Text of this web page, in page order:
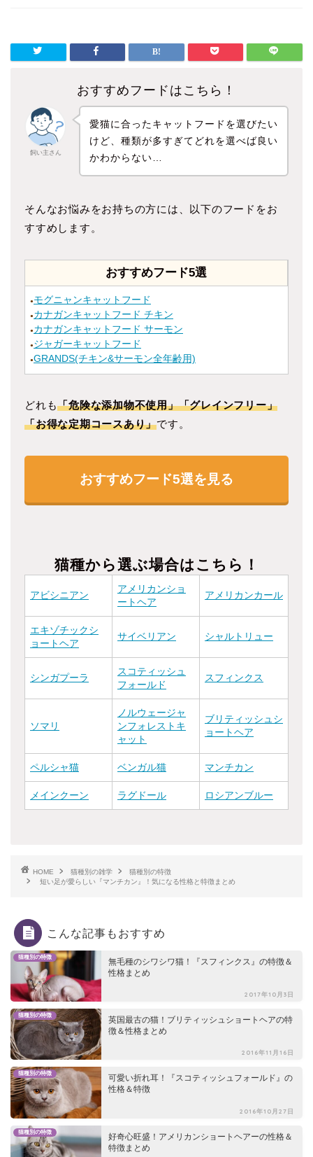
おすすめフードはこちら！
飼い主さん
愛猫に合ったキャットフードを選びたい
けど、種類が多すぎてどれを選べば良い
かわからない…
そんなお悩みをお持ちの方には、以下のフードをお
すすめします。
おすすめフード5選
● モグニャンキャットフード
● カナガンキャットフード チキン
● カナガンキャットフード サーモン
● ジャガーキャットフード
●GRANDS(チキン&サーモン全年齢用)
どれも「危険な添加物不使用」「グレインフリー」
「お得な定期コースあり」です。
おすすめフード5選を見る
猫種から選ぶ場合はこちら！
アビシニアン
アメリカンショ
ートヘア
アメリカンカール
エキゾチックシ
ョートヘア
サイベリアン シャルトリュー
シンガプーラ
スコティッシュ
フォールド
スフィンクス
ソマリ
ノルウェージャ
ンフォレストキ
ャット
ブリティッシュシ
ョートヘア
ペルシャ猫 ベンガル猫 マンチカン
メインクーン ラグドール ロシアンブルー
HOME 猫種別の雑学
猫種別の特徴
短い足が愛らしい『マンチカン』！気になる性格と特徴まとめ
こんな記事もおすすめ
猫種別の特徴
無毛種のシワシワ猫！『スフィンクス』の特徴＆
性格まとめ
2017年10月3日
猫種別の特徴
英国最古の猫！ブリティッシュショートヘアの特
徴＆性格まとめ
2016年11月16日
猫種別の特徴
可愛い折れ耳！『スコティッシュフォールド』の
性格＆特徴
2016年10月27日
猫種別の特徴
好奇心旺盛！アメリカンショートヘアーの性格＆
特徴まとめ